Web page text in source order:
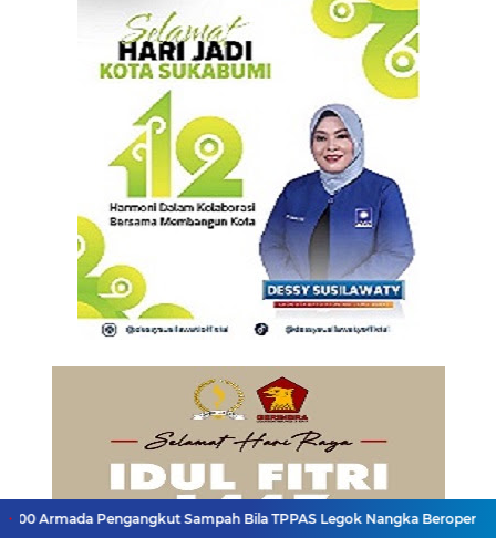
Sampah Bila TPPAS Legok Nangka Beroperasi Serda